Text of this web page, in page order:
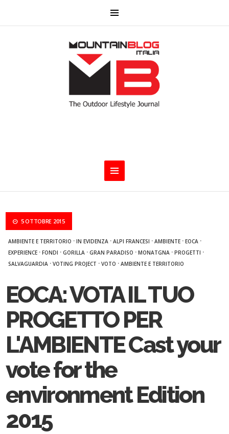
5 OTTOBRE 2015
AMBIENTE E TERRITORIO ·IN EVIDENZA ·ALPI FRANCESI ·AMBIENTE ·EOCA ·
EXPERIENCE ·FONDI ·GORILLA ·GRAN PARADISO ·MONATGNA ·PROGETTI ·
SALVAGUARDIA ·VOTING PROJECT ·VOTO ·AMBIENTE E TERRITORIO
EOCA: VOTA IL TUO
PROGETTO PER
L'AMBIENTE Cast your
vote for the
environment Edition
2015